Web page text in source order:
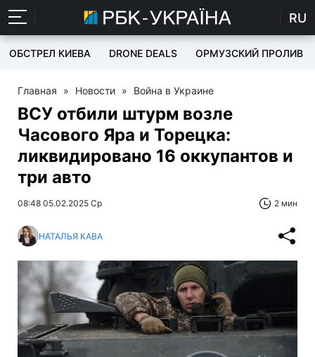
RU
ОБСТРЕЛ КИЕВА DRONE DEALS ОРМУЗСКИЙ ПРОЛИВ
Главная » Новости » Война в Украине
ВСУ отбили штурм возле
Часового Яра и Торецка:
ликвидировано 16 оккупантов и
три авто
08:48 05.02.2025 Ср 2 мин
НАТАЛЬЯ КАВА